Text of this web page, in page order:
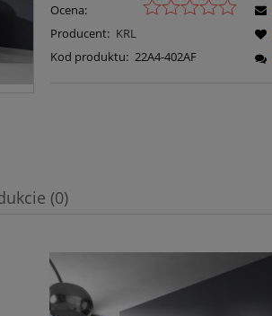
Ocena:
Producent: KRL
Kod produktu: 22A4-402AF
(0)